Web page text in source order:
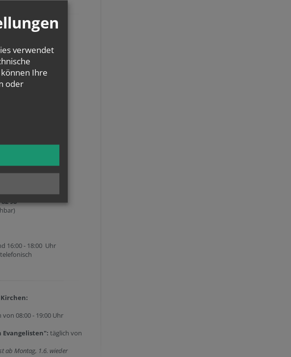
61
:
Wien
98
16:00 - 18:00 Uhr
von 08:00 - 19:00 Uhr
Evangelisten": täglich von
ab Montag, 1.6. wieder
verwendet
Ihre
oder